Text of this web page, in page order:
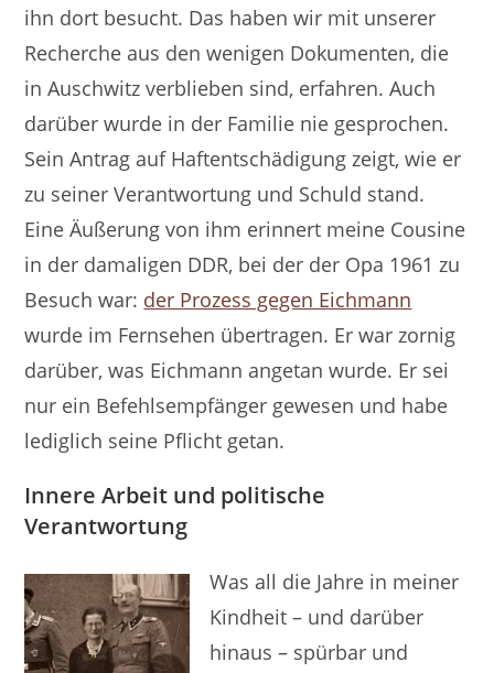
ihn dort besucht. Das haben wir mit unserer
Recherche aus den wenigen Dokumenten, die
in Auschwitz verblieben sind, erfahren. Auch
darüber wurde in der Familie nie gesprochen.
Sein Antrag auf Haftentschädigung zeigt, wie er
zu seiner Verantwortung und Schuld stand.
Eine Äußerung von ihm erinnert meine Cousine
in der damaligen DDR, bei der der Opa 1961 zu
Besuch war: der Prozess gegen Eichmann
wurde im Fernsehen übertragen. Er war zornig
darüber, was Eichmann angetan wurde. Er sei
nur ein Befehlsempfänger gewesen und habe
lediglich seine Pflicht getan.
Innere Arbeit und politische
Verantwortung
Was all die Jahre in meiner
Kindheit – und darüber
hinaus – spürbar und